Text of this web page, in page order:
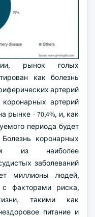
рынок голых
как болезнь
артерий
артерий
рынке - 70,4%, и, как
периода будет
коронарных
из наиболее
заболеваний
миллионы людей,
факторами риска,
такими как
питание и